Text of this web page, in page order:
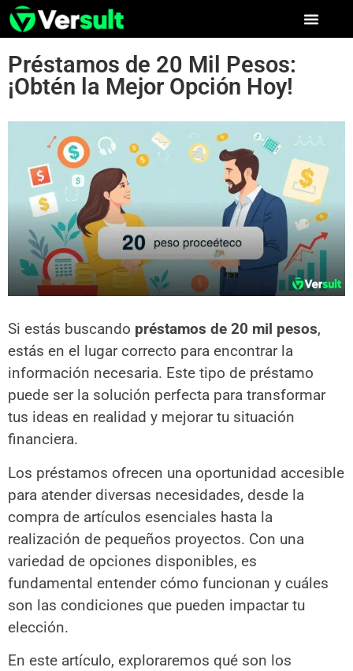
Préstamos de 20 Mil Pesos:
¡Obtén la Mejor Opción Hoy!
Si estás buscando préstamos de 20 mil pesos,
estás en el lugar correcto para encontrar la
información necesaria. Este tipo de préstamo
puede ser la solución perfecta para transformar
tus ideas en realidad y mejorar tu situación
financiera.
Los préstamos ofrecen una oportunidad accesible
para atender diversas necesidades, desde la
compra de artículos esenciales hasta la
realización de pequeños proyectos. Con una
variedad de opciones disponibles, es
fundamental entender cómo funcionan y cuáles
son las condiciones que pueden impactar tu
elección.
En este artículo, exploraremos qué son los